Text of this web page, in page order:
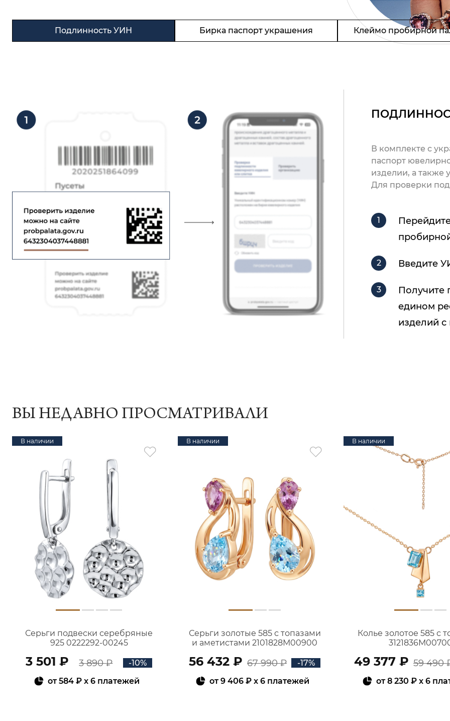
Подлинность УИН Бирка паспорт украшения Клеймо пробирной
В комплекте с
паспорт
изделии, а
Для проверки
Введите
Получите
едином
изделий с
ВЫ НЕДАВНО ПРОСМАТРИВАЛИ
В наличии
Серьги подвески серебряные
925 0222292-00245
3 501 ₽ 3 890 ₽
-10%
от584 ₽ x 6 платежей
В наличии
Серьги золотые 585 с топазами
и аметистами 2101828М00900
56 432 ₽ 67 990 ₽
-17%
от9 406 ₽ x 6 платежей
В наличии
Колье золотое 585 с
49 377 ₽ 59 490
от8 230 ₽x 6